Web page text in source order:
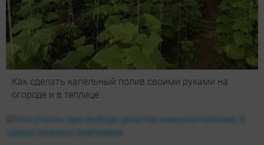
Как сделать капельный полив своими руками на
огороде и в теплице